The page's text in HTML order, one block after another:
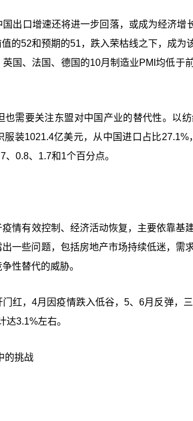
出口增速还将进一步回落，或成为经济增
的52和预期的51，跌入荣枯线之下，成为
国、法国、德国的10月制造业PMI均低于
也需要关注东盟对中国产业的替代性。以
服装1021.4亿美元，从中国进口占比
0.8、1.7和1个百分点。
情有效控制、经济活动恢复，主要依靠基
一些问题，包括房地产市场持续低迷，需
性替代的威胁。
红，4月因疫情跌入低谷，5、6月反弹，
3.1%左右。
的挑战